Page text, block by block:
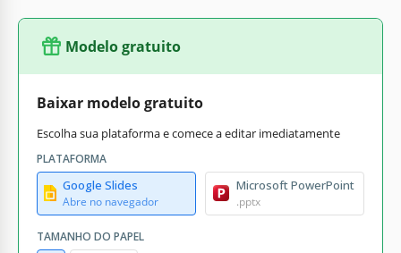
Modelo gratuito
Baixar modelo gratuito
Escolha sua plataforma e comece a editar imediatamente
PLATAFORMA
Google Slides
Abre no navegador
Microsoft PowerPoint
.pptx
TAMANHO DO PAPEL